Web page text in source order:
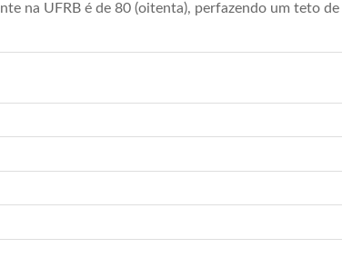
na UFRB é de 80 (oitenta), perfazendo um teto